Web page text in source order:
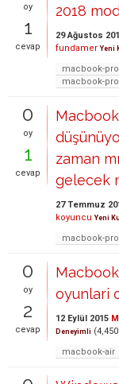
oy
1
cevap
2018
29 Ağustos
fundamer Yeni
macbook-pro
macbook-
0
oy
1
cevap
zaman
gelecek
27 Temmuz
koyuncu Yeni
macbook-
0
oy
2
cevap
oyunlari
12 Eylül 2015
Deneyimli (4,450
macbook-air